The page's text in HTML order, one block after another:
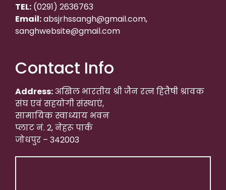
TEL: (0291) 2636763
Email:absjrhssangh@gmail.com,
sanghwebsite@gmail.com
Contact Info
Address:अखिल भारतीय श्री जैन रत्न हितैषी श्रावक
संघ एवं सहयोगी संस्थाएं,
सामायिक स्वाध्याय भवन
प्लाट नं. 2, नेहरू पार्क
जोधपुर – 342003